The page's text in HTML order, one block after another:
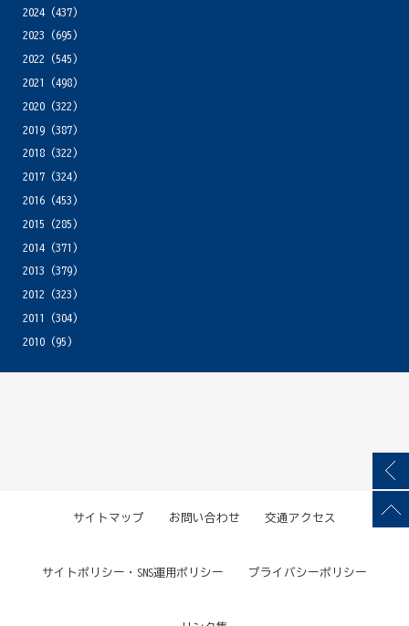
2024(437)
2023 (695)
2022 (545)
2021
(498)
2020(322)
2019(387)
2018(322)
2017(324)
2016(453)
2015 (285)
2014(371)
2013 (379)
2012 (323)
2011
(304)
2010(95)
サイトマップ お問い合わせ 交通アクセス
サイトポリシー・SNS運用ポリシー プライバシーポリシー